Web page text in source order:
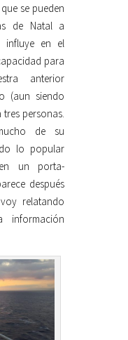
se pueden
de Natal a
influye en el
para
anterior
(aun siendo
personas.
de su
lo popular
un porta-
después
relatando